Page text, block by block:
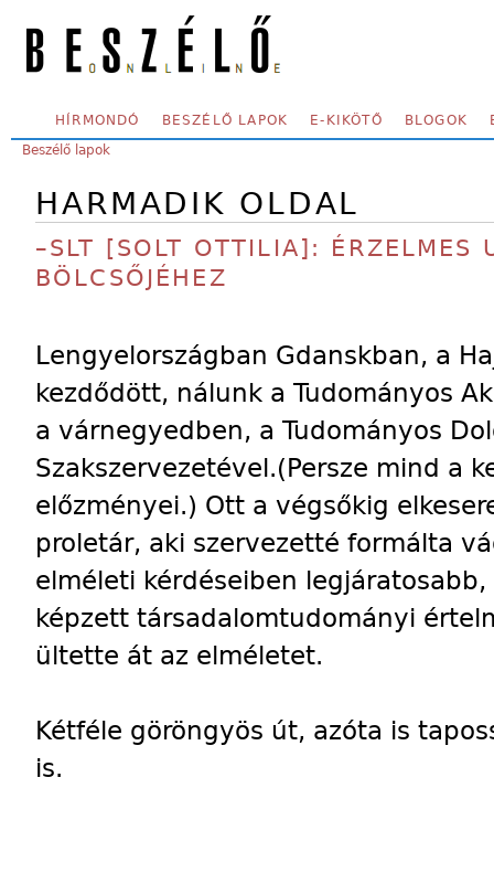
SECONDARY MENU
HÍRMONDÓ BESZÉLŐ LAPOK E-KIKÖTŐ BLOGOK
YOU ARE HERE:
Beszélő lapok
HARMADIK OLDAL
–SLT [SOLT OTTILIA]: ÉRZELMES
BÖLCSŐJÉHEZ
Lengyelországban Gdanskban, a
kezdődött, nálunk a Tudományos
a várnegyedben, a Tudományos
Szakszervezetével.(Persze mind a
előzményei.) Ott a végsőkig
proletár, aki szervezetté formálta
elméleti kérdéseiben
képzett társadalomtudományi
ültette át az elméletet.
Kétféle göröngyös út, azóta is
is.